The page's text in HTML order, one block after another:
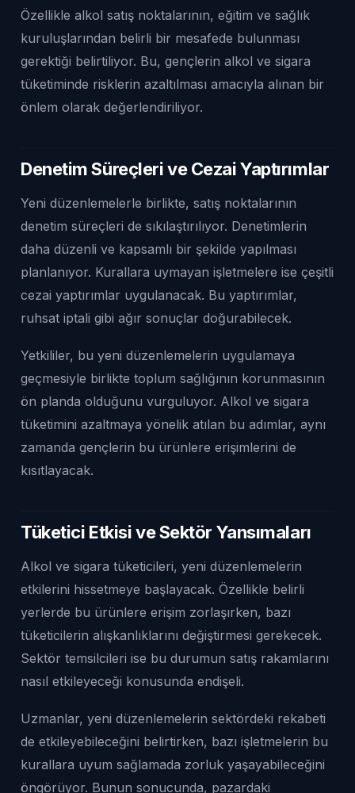
Özellikle alkol satış noktalarının, eğitim ve sağlık
kuruluşlarından belirli bir mesafede bulunması
gerektiği belirtiliyor. Bu, gençlerin alkol ve sigara
tüketiminde risklerin azaltılması amacıyla alınan bir
önlem olarak değerlendiriliyor.
Denetim Süreçleri ve Cezai Yaptırımlar
Yeni düzenlemelerle birlikte, satış noktalarının
denetim süreçleri de sıkılaştırılıyor. Denetimlerin
daha düzenli ve kapsamlı bir şekilde yapılması
planlanıyor. Kurallara uymayan işletmelere ise çeşitli
cezai yaptırımlar uygulanacak. Bu yaptırımlar,
ruhsat iptali gibi ağır sonuçlar doğurabilecek.
Yetkililer, bu yeni düzenlemelerin uygulamaya
geçmesiyle birlikte toplum sağlığının korunmasının
ön planda olduğunu vurguluyor. Alkol ve sigara
tüketimini azaltmaya yönelik atılan bu adımlar, aynı
zamanda gençlerin bu ürünlere erişimlerini de
kısıtlayacak.
Tüketici Etkisi ve Sektör Yansımaları
Alkol ve sigara tüketicileri, yeni düzenlemelerin
etkilerini hissetmeye başlayacak. Özellikle belirli
yerlerde bu ürünlere erişim zorlaşırken, bazı
tüketicilerin alışkanlıklarını değiştirmesi gerekecek.
Sektör temsilcileri ise bu durumun satış rakamlarını
nasıl etkileyeceği konusunda endişeli.
Uzmanlar, yeni düzenlemelerin sektördeki rekabeti
de etkileyebileceğini belirtirken, bazı işletmelerin bu
kurallara uyum sağlamada zorluk yaşayabileceğini
öngörüyor. Bunun sonucunda, pazardaki